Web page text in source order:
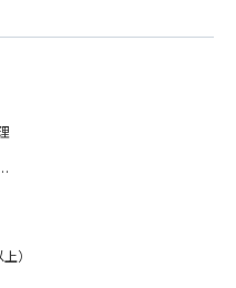
いずれかとなることを想定してい
し合わせ相談の上決定していく
博報堂ＤＹグループ各社を支援し
任者や経営業務に従事
業の立ち上げに従事
。Web3.0、メタバース、ブロ
ブンに加え、広告、メディア、フ
ジネスドメインの軸、各業種別
ンの軸、これらを掛け合わせ、互
ものの、クライアントや社内の要
ズで技術的判断やアーキテクチャ
特に生成AIなどの新技術を実運
力が求められており、このギャ
果向上につながります。
いずれかとなることを想定してい
含む技術設計やシステムアーキ
・運用経験（ナレッジ管理／検索
験（メトリクス／ログ／トレー
、GitHub Actions 等）の実務経験
ネジメント経験、外部ベンダー
行動できる方
コミットできる方
に適応できる方
確に発信できる方
）